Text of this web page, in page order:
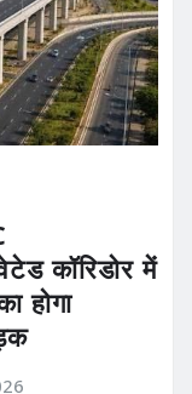
कॉरिडोर में
होगा